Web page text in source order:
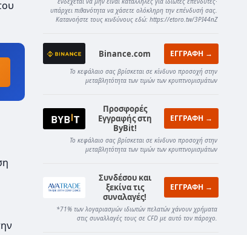
υπάρχει πιθανότητα να χάσετε ολόκληρη την επένδυσή σας.
Κατανοήστε τους κινδύνους εδώ: https://etoro.tw/3PI44nZ
Binance.com ΕΓΓΡΑΦΗ →
Το κεφάλαιο σας βρίσκεται σε κίνδυνο προσοχή στην
μεταβλητότητα των τιμών των κρυπτνομισμάτων
Προσφορές
Εγγραφής στη
ByBit!
ΕΓΓΡΑΦΗ →
Το κεφάλαιο σας βρίσκεται σε κίνδυνο προσοχή στην
μεταβλητότητα των τιμών των κρυπτνομισμάτων
Συνδέσου και
ξεκίνα τις
συναλαγές!
ΕΓΓΡΑΦΗ →
*71% των λογαριασμών ιδιωτών πελατών χάνουν χρήματα
στις συναλλαγές τους σε CFD με αυτό τον πάροχο.